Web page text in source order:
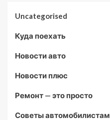
Uncategorised
Куда поехать
Новости авто
Новости плюс
Ремонт — это просто
Советы автомобилистам